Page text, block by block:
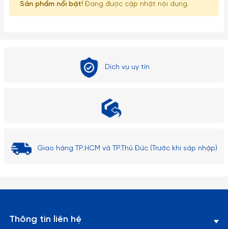
Sản phẩm nổi bật! Đang được cập nhật nội dung.
Dịch vụ uy tín
Giao hàng TP.HCM và TP.Thủ Đức (Trước khi sáp nhập)
Thông tin liên hệ